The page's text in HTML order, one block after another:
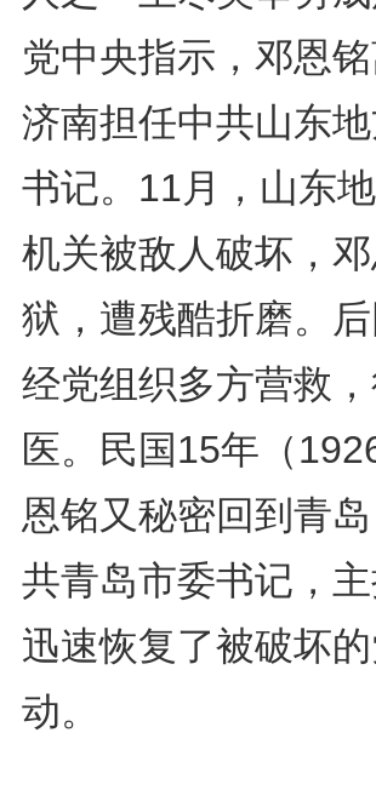
党中央指示，邓恩
济南担任中共山东
书记。11月，山东
机关被敌人破坏，
狱，遭残酷折磨。
经党组织多方营救
医。民国15年（
恩铭又秘密回到青
共青岛市委书记，
迅速恢复了被破坏
动。